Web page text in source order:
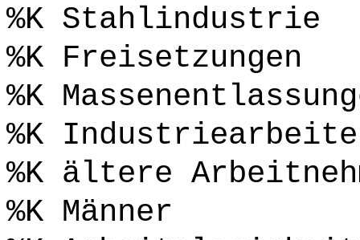
%K Stahlindustrie
%K Freisetzungen
%K
%K
%K ältere
%K Männer